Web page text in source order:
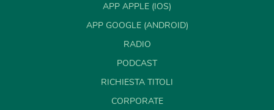
APP APPLE (IOS)
APP GOOGLE (ANDROID)
RADIO
PODCAST
RICHIESTA TITOLI
CORPORATE